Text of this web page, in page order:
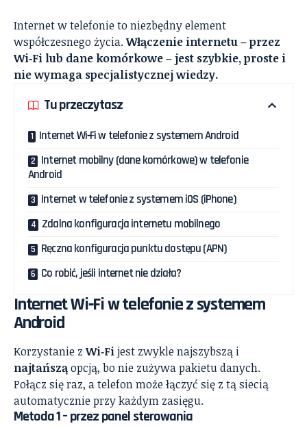
Internet w telefonie to niezbędny element
współczesnego życia.Włączenie internetu – przez
Wi‑Fi lub dane komórkowe – jest szybkie, proste i
nie wymaga specjalistycznej wiedzy.
Tu przeczytasz
Internet Wi‑Fi w telefonie z systemem Android
Internet mobilny (dane komórkowe) w telefonie
Android
Internet w telefonie z systemem iOS (iPhone)
Zdalna konfiguracja internetu mobilnego
Ręczna konfiguracja punktu dostępu (APN)
Co robić, jeśli internet nie działa?
Internet Wi‑Fi w telefonie z systemem
Android
Korzystanie zWi‑Fijest zwykle najszybszą i
najtańsząopcją, bo nie zużywa pakietu danych.
Połącz się raz, a telefon może łączyć się z tą siecią
automatycznie przy każdym zasięgu.
Metoda 1 – przez panel sterowania